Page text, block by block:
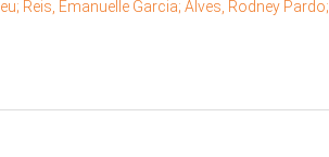
Reis, Emanuelle Garcia; Alves, Rodney Pardo;